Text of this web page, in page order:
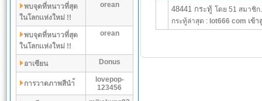
พบจุดที่หนาวที่สุด
ในโลกเเห่งใหม่ !!
orean
พบจุดที่หนาวที่สุด
ในโลกเเห่งใหม่ !!
orean
อาเซียน Donus
การวาดภาพสีนำ้
lovepop-
123456
48441 กระทู้ โดย 51 สมาชิ
กระทู้ล่าสุด : lot666 com เข้